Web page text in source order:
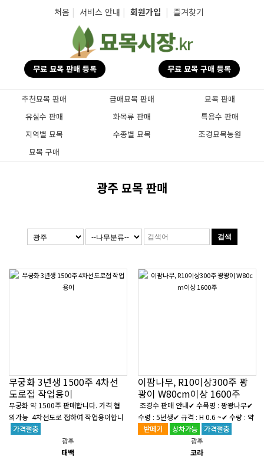
처음 | 서비스 안내 | 회원가입 | 즐겨찾기
무료 묘목 판매 등록 무료 묘목 구매 등록
추천묘목 판매 급매묘목 판매
묘목 판매
유실수 판매
화목류 판매
특용수 판매
지역별 묘목
수종별 묘목
조경묘목농원
묘목 구매
광주 묘목 판매
무궁화 3년생 1500주 4차선
도로접 작업용이
무궁화 약 1500주 판매합니다. 가격 협
의가능 4차선도로 접하여 작업용이합니
다. 010 5055 4591 편하게 연락주세
광주
태백
이팜나무, R10이상300주 꽝
꽝이 W80cm이상 1600주
조경수 판매 안내✔ 수목명 : 꽝꽝나무✔
수령 : 5년생✔ 규격 : H 0.6 ~✔ 수량 : 약
1,600주 가량✔ 재배지역 : 광주광역시
임곡동특징사계절 푸른 상..
광주
코라